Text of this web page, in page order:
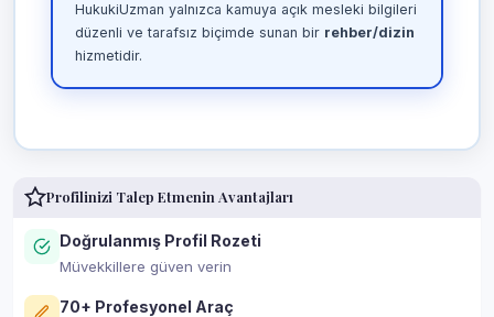
HukukiUzman yalnızca kamuya açık mesleki bilgileri
düzenli ve tarafsız biçimde sunan bir rehber/dizin
hizmetidir.
Profilinizi Talep Etmenin Avantajları
Doğrulanmış Profil Rozeti
Müvekkillere güven verin
70+ Profesyonel Araç